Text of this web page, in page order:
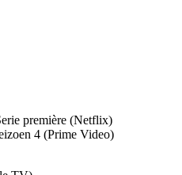
première (Netflix)
4 (Prime Video)